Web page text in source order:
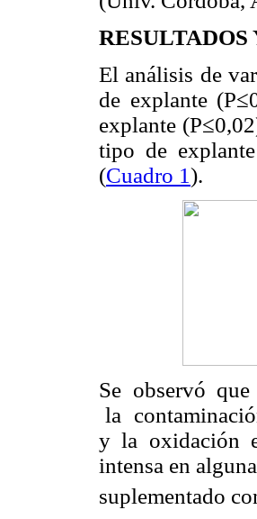
RESULTADOS
El análisis de
de explante
explante
tipo de
(Cuadro 1).
Se observó
la
y la oxidación
intensa en
suplementado